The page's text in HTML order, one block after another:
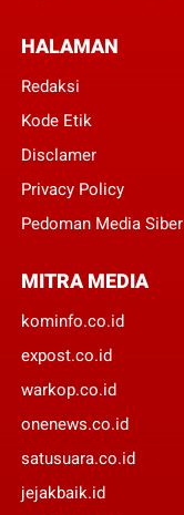
HALAMAN
Redaksi
Kode Etik
Disclamer
Privacy Policy
Pedoman Media Siber
MITRA MEDIA
kominfo.co.id
expost.co.id
warkop.co.id
onenews.co.id
satusuara.co.id
jejakbaik.id